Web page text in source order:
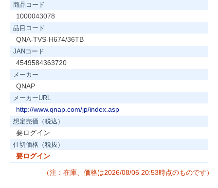
商品コード
1000043078
品目コード
QNA-TVS-H674/36TB
JANコード
4549584363720
メーカー
QNAP
メーカーURL
http://www.qnap.com/jp/index.asp
想定売価（税込）
要ログイン
仕切価格（税抜）
要ログイン
（注：在庫、価格は2026/08/06 20:53時点のものです）